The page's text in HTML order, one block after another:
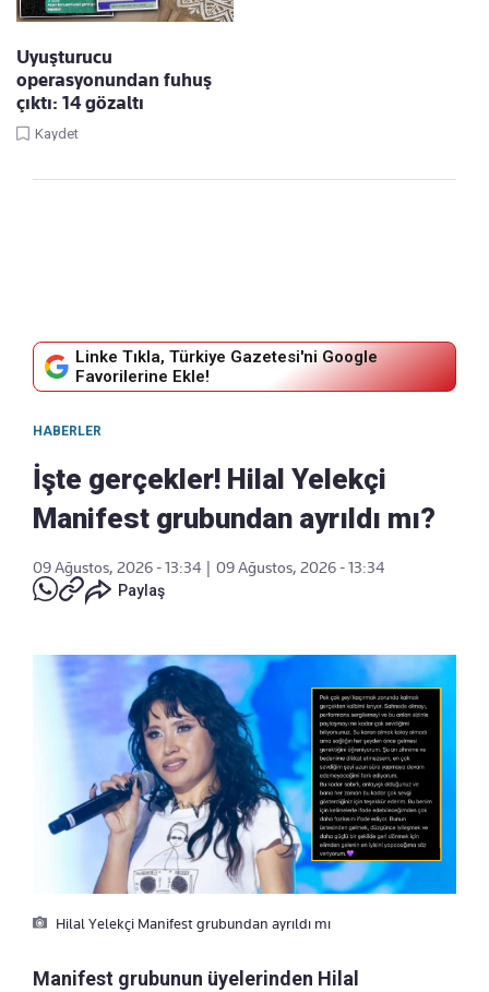
Uyuşturucu
operasyonundan fuhuş
çıktı: 14 gözaltı
Kaydet
Linke Tıkla, Türkiye Gazetesi'ni Google
Favorilerine Ekle!
HABERLER
İşte gerçekler! Hilal Yelekçi
Manifest grubundan ayrıldı mı?
09 Ağustos, 2026 - 13:34
09 Ağustos, 2026 - 13:34
Paylaş
Hilal Yelekçi Manifest grubundan ayrıldı mı
Manifest grubunun üyelerinden Hilal